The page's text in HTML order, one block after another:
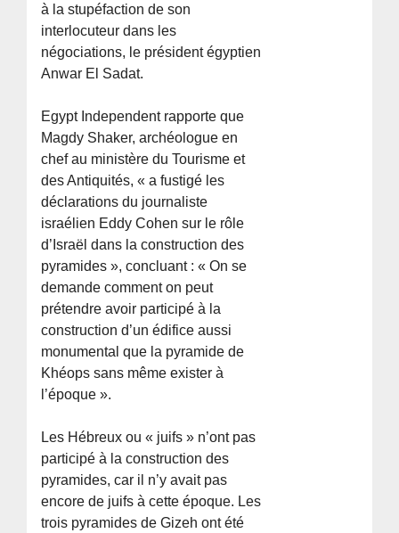
à la stupéfaction de son
interlocuteur dans les
négociations, le président égyptien
Anwar El Sadat.
Egypt Independent rapporte que
Magdy Shaker, archéologue en
chef au ministère du Tourisme et
des Antiquités, « a fustigé les
déclarations du journaliste
israélien Eddy Cohen sur le rôle
d’Israël dans la construction des
pyramides », concluant : « On se
demande comment on peut
prétendre avoir participé à la
construction d’un édifice aussi
monumental que la pyramide de
Khéops sans même exister à
l’époque ».
Les Hébreux ou « juifs » n’ont pas
participé à la construction des
pyramides, car il n’y avait pas
encore de juifs à cette époque. Les
trois pyramides de Gizeh ont été